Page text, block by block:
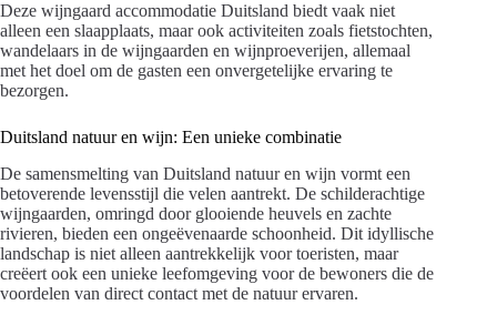
Deze wijngaard accommodatie Duitsland biedt vaak niet
alleen een slaapplaats, maar ook activiteiten zoals fietstochten,
wandelaars in de wijngaarden en wijnproeverijen, allemaal
met het doel om de gasten een onvergetelijke ervaring te
bezorgen.
Duitsland natuur en wijn: Een unieke combinatie
De samensmelting van Duitsland natuur en wijn vormt een
betoverende levensstijl die velen aantrekt. De schilderachtige
wijngaarden, omringd door glooiende heuvels en zachte
rivieren, bieden een ongeëvenaarde schoonheid. Dit idyllische
landschap is niet alleen aantrekkelijk voor toeristen, maar
creëert ook een unieke leefomgeving voor de bewoners die de
voordelen van direct contact met de natuur ervaren.